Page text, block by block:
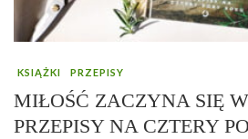
KSIĄŻKI PRZEPISY
MIŁOŚĆ ZACZYNA SIĘ
PRZEPISY NA CZTERY